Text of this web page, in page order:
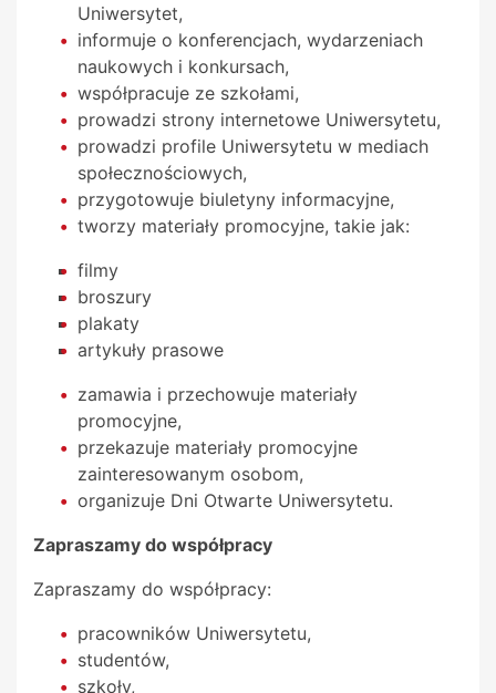
Uniwersytet,
informuje o konferencjach, wydarzeniach
naukowych i konkursach,
współpracuje ze szkołami,
prowadzi strony internetowe Uniwersytetu,
prowadzi profile Uniwersytetu w mediach
społecznościowych,
przygotowuje biuletyny informacyjne,
tworzy materiały promocyjne, takie jak:
filmy
broszury
plakaty
artykuły prasowe
zamawia i przechowuje materiały
promocyjne,
przekazuje materiały promocyjne
zainteresowanym osobom,
organizuje Dni Otwarte Uniwersytetu.
Zapraszamy do współpracy
Zapraszamy do współpracy:
pracowników Uniwersytetu,
studentów,
szkoły,